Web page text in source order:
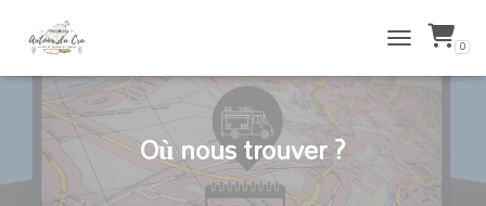
TOGGLE
0
Où nous trouver ?